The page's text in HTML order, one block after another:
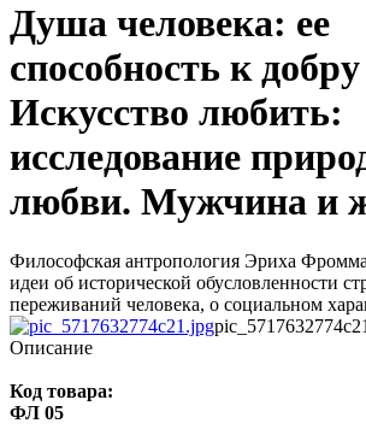
Душа человека: ее
способность к
Искусство любить:
исследование
любви. Мужчина и
Философская антропология Эриха
идеи об исторической обусловленности
переживаний человека, о социальном
Описание
Код товара:
ФЛ 05